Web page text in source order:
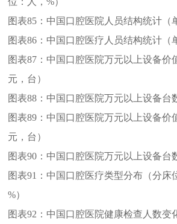
图表85： 中国口腔医院人员结构统计（
图表86： 中国口腔医疗人员结构统计（
图表87： 中国口腔医院万元以上设备价
元，台）
图表88： 中国口腔医院万元以上设备台
图表89： 中国口腔医院万元以上设备价
元，台）
图表90： 中国口腔医院万元以上设备台
图表91： 中国口腔医疗类型分布（分床
%）
图表92： 中国口腔医院健康检查人数变